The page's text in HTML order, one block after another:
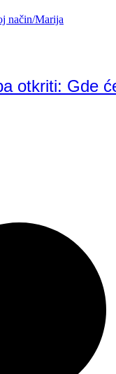
otkriti: Gde